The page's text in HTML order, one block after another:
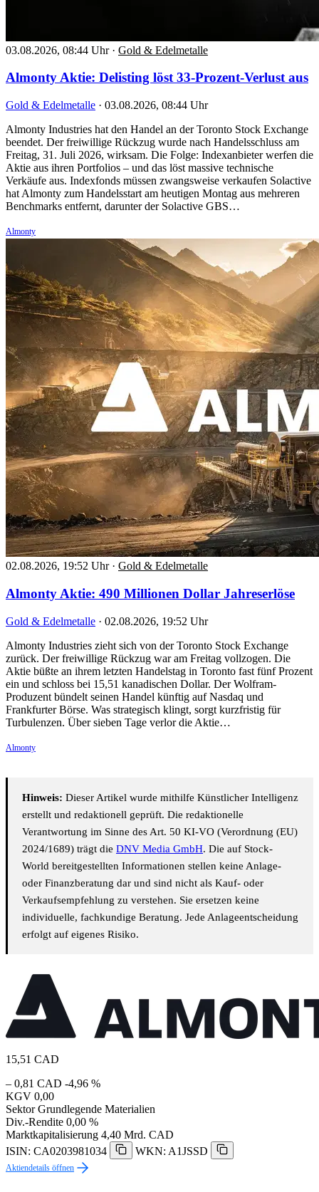
03.08.2026, 08:44 Uhr · Gold & Edelmetalle
Almonty Aktie: Delisting löst 33-Prozent-Verlust aus
Gold & Edelmetalle · 03.08.2026, 08:44 Uhr
Almonty Industries hat den Handel an der Toronto Stock Exchange
beendet. Der freiwillige Rückzug wurde nach Handelsschluss am
Freitag, 31. Juli 2026, wirksam. Die Folge: Indexanbieter werfen die
Aktie aus ihren Portfolios – und das löst massive technische
Verkäufe aus. Indexfonds müssen zwangsweise verkaufen Solactive
hat Almonty zum Handelsstart am heutigen Montag aus mehreren
Benchmarks entfernt, darunter der Solactive GBS…
Almonty
02.08.2026, 19:52 Uhr · Gold & Edelmetalle
Almonty Aktie: 490 Millionen Dollar Jahreserlöse
Gold & Edelmetalle · 02.08.2026, 19:52 Uhr
Almonty Industries zieht sich von der Toronto Stock Exchange
zurück. Der freiwillige Rückzug war am Freitag vollzogen. Die
Aktie büßte an ihrem letzten Handelstag in Toronto fast fünf Prozent
ein und schloss bei 15,51 kanadischen Dollar. Der Wolfram-
Produzent bündelt seinen Handel künftig auf Nasdaq und
Frankfurter Börse. Was strategisch klingt, sorgt kurzfristig für
Turbulenzen. Über sieben Tage verlor die Aktie…
Almonty
Hinweis: Dieser Artikel wurde mithilfe Künstlicher Intelligenz
erstellt und redaktionell geprüft. Die redaktionelle
Verantwortung im Sinne des Art. 50 KI-VO (Verordnung (EU)
2024/1689) trägt die DNV Media GmbH. Die auf Stock-
World bereitgestellten Informationen stellen keine Anlage-
oder Finanzberatung dar und sind nicht als Kauf- oder
Verkaufsempfehlung zu verstehen. Sie ersetzen keine
individuelle, fachkundige Beratung. Jede Anlageentscheidung
erfolgt auf eigenes Risiko.
15,51 CAD
– 0,81 CAD -4,96 %
KGV 0,00
Sektor Grundlegende Materialien
Div.-Rendite 0,00 %
Marktkapitalisierung 4,40 Mrd. CAD
ISIN: CA0203981034
WKN: A1JSSD
Aktiendetails öffnen